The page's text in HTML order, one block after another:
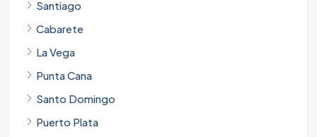
Santiago
Cabarete
La Vega
Punta Cana
Santo Domingo
Puerto Plata